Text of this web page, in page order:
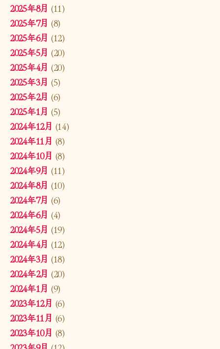
2025年8月 (11)
2025年7月 (8)
2025年6月 (12)
2025年5月 (20)
2025年4月 (20)
2025年3月 (5)
2025年2月 (6)
2025年1月 (5)
2024年12月 (14)
2024年11月 (8)
2024年10月 (8)
2024年9月 (11)
2024年8月 (10)
2024年7月 (6)
2024年6月 (4)
2024年5月 (19)
2024年4月 (12)
2024年3月 (18)
2024年2月 (20)
2024年1月 (9)
2023年12月 (6)
2023年11月 (6)
2023年10月 (8)